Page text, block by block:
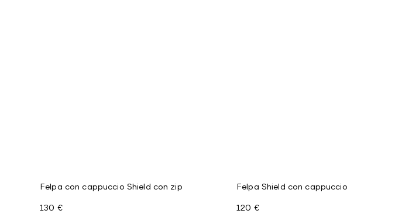
Felpa con cappuccio Shield con zip
130 €
Felpa Shield con cappuccio
120 €